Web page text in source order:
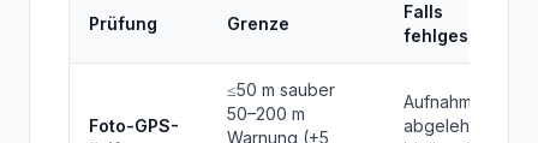
Prüfung Grenze
Falls
fehlgeschlagen
Foto-GPS-
≤50 m sauber
50–200 m
Warnung (+5
Aufnahme
abgelehnt, Claim